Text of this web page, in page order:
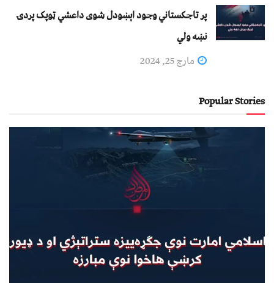
پر تاجکستاني وجود اېښودل شوی داعشي ټوپک پردۍ
نښه ولي
مارچ 25, 2024
Popular Stories